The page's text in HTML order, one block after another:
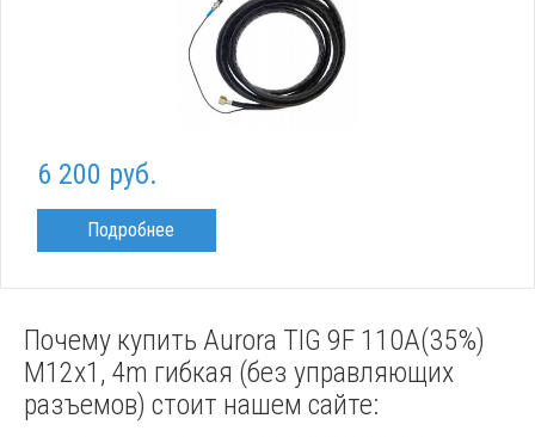
6 200 руб.
Подробнее
Почему купить Aurora TIG 9F 110A(35%)
M12x1, 4m гибкая (без управляющих
разъемов) стоит нашем сайте: